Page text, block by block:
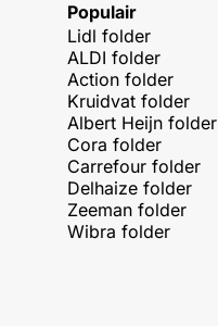
Populair
Lidl folder
ALDI folder
Action folder
Kruidvat folder
Albert Heijn folder
Cora folder
Carrefour folder
Delhaize folder
Zeeman folder
Wibra folder